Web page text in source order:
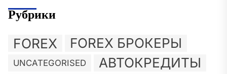
Рубрики
FOREX FOREX БРОКЕРЫ
UNCATEGORISED АВТОКРЕДИТЫ